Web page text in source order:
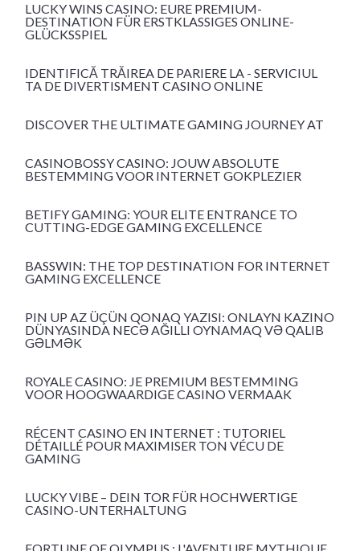
LUCKY WINS CASINO: EURE PREMIUM-
DESTINATION FÜR ERSTKLASSIGES ONLINE-
GLÜCKSSPIEL
IDENTIFICĂ TRĂIREA DE PARIERE LA - SERVICIUL
TA DE DIVERTISMENT CASINO ONLINE
DISCOVER THE ULTIMATE GAMING JOURNEY AT
CASINOBOSSY CASINO: JOUW ABSOLUTE
BESTEMMING VOOR INTERNET GOKPLEZIER
BETIFY GAMING: YOUR ELITE ENTRANCE TO
CUTTING-EDGE GAMING EXCELLENCE
BASSWIN: THE TOP DESTINATION FOR INTERNET
GAMING EXCELLENCE
PIN UP AZ ÜÇÜN QONAQ YAZISI: ONLAYN KAZINO
DÜNYASINDA NECƏ AĞILLI OYNAMAQ VƏ QALIB
GƏLMƏK
ROYALE CASINO: JE PREMIUM BESTEMMING
VOOR HOOGWAARDIGE CASINO VERMAAK
RÉCENT CASINO EN INTERNET : TUTORIEL
DÉTAILLÉ POUR MAXIMISER TON VÉCU DE
GAMING
LUCKY VIBE – DEIN TOR FÜR HOCHWERTIGE
CASINO-UNTERHALTUNG